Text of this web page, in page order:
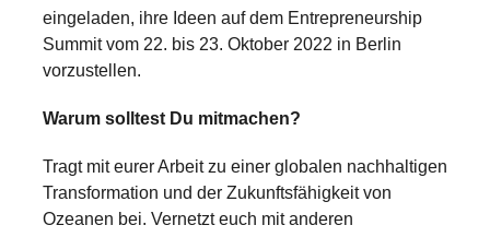
eingeladen, ihre Ideen auf dem Entrepreneurship
Summit vom 22. bis 23. Oktober 2022 in Berlin
vorzustellen.
Warum solltest Du mitmachen?
Tragt mit eurer Arbeit zu einer globalen nachhaltigen
Transformation und der Zukunftsfähigkeit von
Ozeanen bei. Vernetzt euch mit anderen